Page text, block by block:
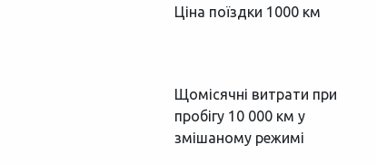
Ціна поїздки 1000 км
Щомісячні витрати при
пробігу 10 000 км у
змішаному режимі